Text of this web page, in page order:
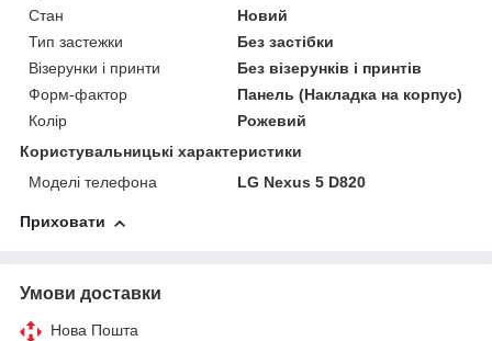
Стан
Новий
Тип застежки
Без застібки
Візерунки і принти
Без візерунків і принтів
Форм-фактор
Панель (Накладка на корпус)
Колір
Рожевий
Користувальницькі характеристики
Моделі телефона
LG Nexus 5 D820
Приховати
Умови доставки
Нова Пошта